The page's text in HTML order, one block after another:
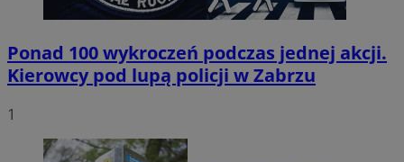
Ponad 100 wykroczeń podczas jednej akcji.
Kierowcy pod lupą policji w Zabrzu
1